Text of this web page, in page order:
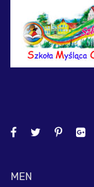
MEN